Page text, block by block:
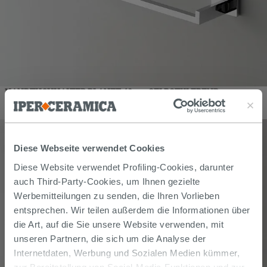
Diese Webseite verwendet Cookies
Diese Website verwendet Profiling-Cookies, darunter
auch Third-Party-Cookies, um Ihnen gezielte
Werbemitteilungen zu senden, die Ihren Vorlieben
entsprechen. Wir teilen außerdem die Informationen über
die Art, auf die Sie unsere Website verwenden, mit
unseren Partnern, die sich um die Analyse der
Internetdaten, Werbung und Sozialen Medien kümmer,
HANDTUCHHALTER PLANET 40 cm SELBSTKLEBEND
75,40€ /stk